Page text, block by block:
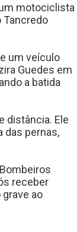
motociclista
Tancredo
um veículo
Guedes em
a batida
distância. Ele
das pernas,
receber
ao